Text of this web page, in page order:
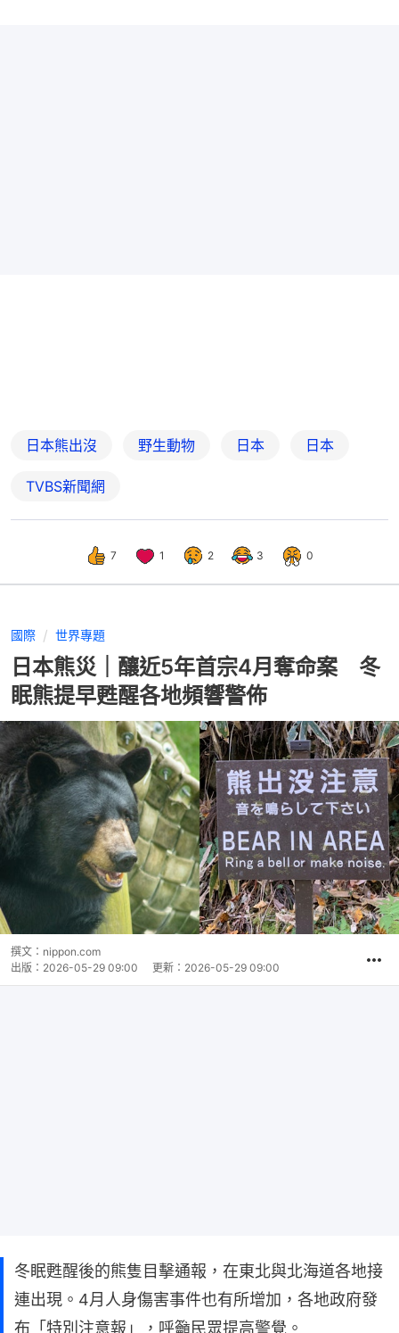
日本熊出沒 野生動物 日本 日本
TVBS新聞網
7 1 2 3 0
國際 世界專題
日本熊災｜釀近5年首宗4月奪命案 冬
眠熊提早甦醒各地頻響警佈
撰文： nippon.com
出版： 2026-05-29 09:00 更新： 2026-05-29 09:00
冬眠甦醒後的熊隻目擊通報，在東北與北海道各地接
連出現。4月人身傷害事件也有所增加，各地政府發
布「特別注意報」，呼籲民眾提高警覺。